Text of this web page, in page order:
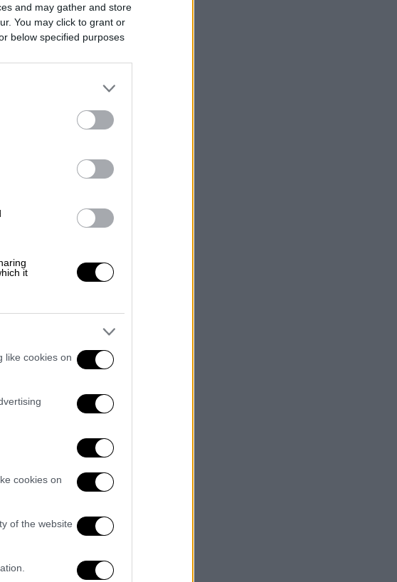
and may gather and store
You may click to grant or
below specified purposes
it
like cookies on
cookies on
of the website
του